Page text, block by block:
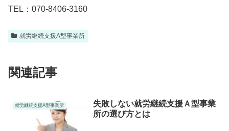
TEL：070-8406-3160
就労継続支援A型事業所
関連記事
就労継続支援A型事業所
失敗しない就労継続支援Ａ型事業
所の選び方とは